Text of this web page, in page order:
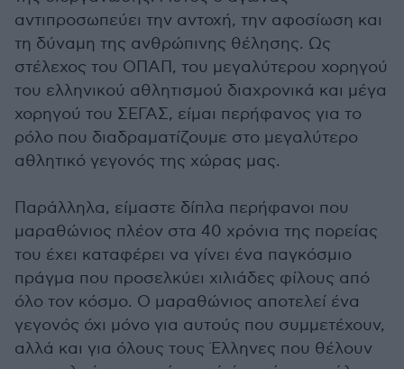
αντιπροσωπεύει την αντοχή, την αφοσίωση και
τη δύναμη της ανθρώπινης θέλησης. Ως
στέλεχος του ΟΠΑΠ, του μεγαλύτερου χορηγού
του ελληνικού αθλητισμού διαχρονικά και μέγα
χορηγού του ΣΕΓΑΣ, είμαι περήφανος για το
ρόλο που διαδραματίζουμε στο μεγαλύτερο
αθλητικό γεγονός της χώρας μας.
Παράλληλα, είμαστε δίπλα περήφανοι που
μαραθώνιος πλέον στα 40 χρόνια της πορείας
του έχει καταφέρει να γίνει ένα παγκόσμιο
πράγμα που προσελκύει χιλιάδες φίλους από
όλο τον κόσμο. Ο μαραθώνιος αποτελεί ένα
γεγονός όχι μόνο για αυτούς που συμμετέχουν,
αλλά και για όλους τους Έλληνες που θέλουν